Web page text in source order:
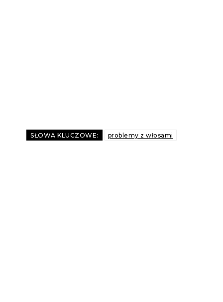
SŁOWA KLUCZOWE: problemy z włosami